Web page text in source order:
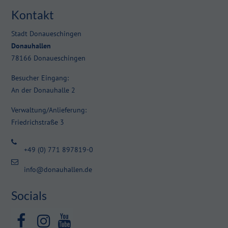
info@yourdomain.com
About us
Lorem ipsum dolor sit amet, consectetuer adipiscing elit.
Aenean commodo ligula eget dolor. Aenean massa. Cum sociis
natoque penatibus et magnis dis parturient montes, nascetur
ridiculus mus. Donec quam felis, ultricies nec.
Kontakt
Stadt Donaueschingen
Donauhallen
78166 Donaueschingen
Besucher Eingang:
An der Donauhalle 2
Verwaltung/Anlieferung:
Friedrichstraße 3
+49 (0) 771 897819-0
info@donauhallen.de
Socials